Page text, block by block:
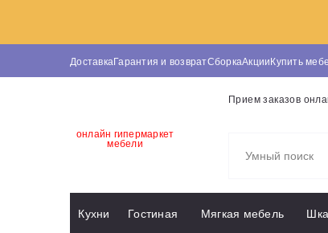
ДоставкаГарантия и возвратСборкаАкцииКупить
онлайн гипермаркет
мебели
Прием заказов
Кухни Гостиная Мягкая мебель